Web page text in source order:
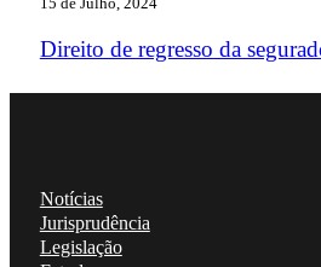
Direito de regresso da
Notícias
Jurisprudência
Legislação